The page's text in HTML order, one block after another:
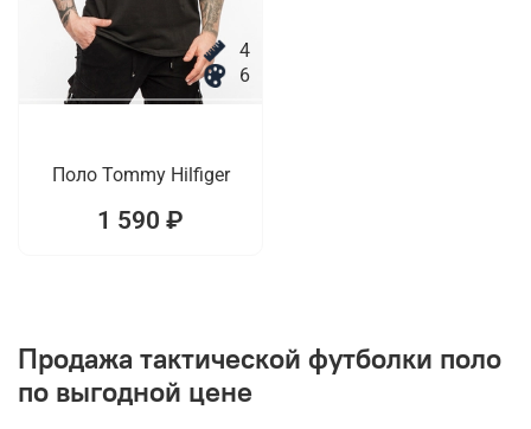
4
6
Поло Tommy Hilfiger
1 590 ₽
Продажа тактической футболки поло
по выгодной цене